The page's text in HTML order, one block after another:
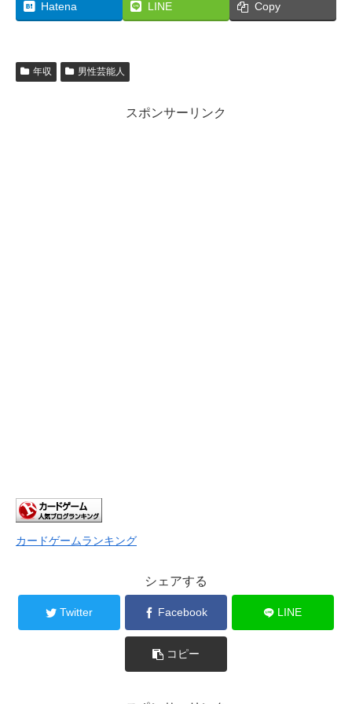
Hatena LINE Copy
年収 男性芸能人
スポンサーリンク
カードゲームランキング
シェアする
Twitter Facebook LINE
コピー